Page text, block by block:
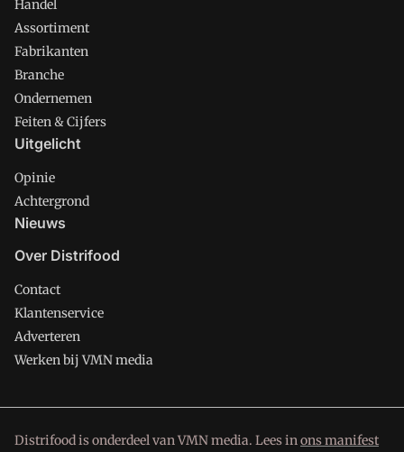
Handel
Assortiment
Fabrikanten
Branche
Ondernemen
Feiten & Cijfers
Uitgelicht
Opinie
Achtergrond
Nieuws
Over Distrifood
Contact
Klantenservice
Adverteren
Werken bij VMN media
Distrifood is onderdeel van VMN media. Lees inons manifest